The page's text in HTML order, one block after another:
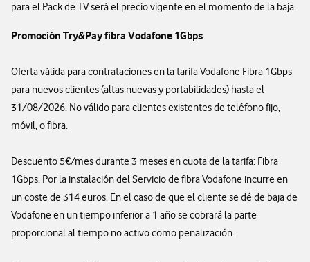
para el Pack de TV será el precio vigente en el momento de la baja.
Promoción Try&Payfibra Vodafone 1Gbps
Oferta válida para contrataciones en la tarifa Vodafone Fibra 1Gbps
para nuevos clientes (altas nuevas y portabilidades) hasta el
31/08/2026. No válido para clientes existentes de teléfono fijo,
móvil, o fibra.
Descuento 5€/mes durante 3 meses en cuota de la tarifa: Fibra
1Gbps. Por la instalación del Servicio de fibra Vodafone incurre en
un coste de 314 euros. En el caso de que el cliente se dé de baja de
Vodafone en un tiempo inferior a 1 año se cobrará la parte
proporcional al tiempo no activo como penalización.